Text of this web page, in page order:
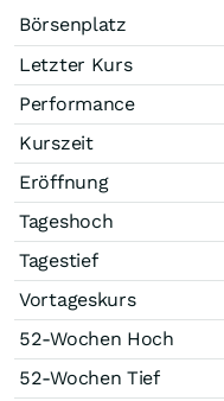
Börsenplatz
Letzter Kurs
Performance
Kurszeit
Eröffnung
Tageshoch
Tagestief
Vortageskurs
52-Wochen Hoch
52-Wochen Tief